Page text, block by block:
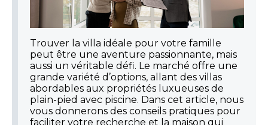
Trouver la villa idéale pour votre famille
peut être une aventure passionnante, mais
aussi un véritable défi. Le marché offre une
grande variété d’options, allant des villas
abordables aux propriétés luxueuses de
plain-pied avec piscine. Dans cet article, nous
vous donnerons des conseils pratiques pour
faciliter votre recherche et la maison qui